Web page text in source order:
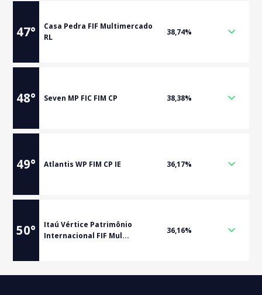
47°
Casa Pedra FIF Multimercado
RL
38,74%
48° Seven MP FIC FIM CP 38,38%
49° Atlantis WP FIM CP IE 36,17%
50°
Itaú Vértice Patrimônio
Internacional FIF Mul...
36,16%